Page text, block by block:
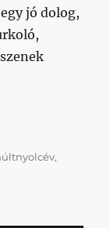
jó dolog,
,